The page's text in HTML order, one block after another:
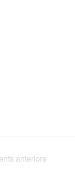
anteriors